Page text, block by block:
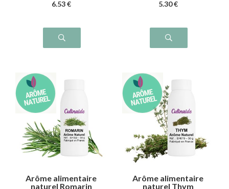
6.53 € 5.30 €
Arôme alimentaire
naturel Romarin
Arôme alimentaire
naturel Thym